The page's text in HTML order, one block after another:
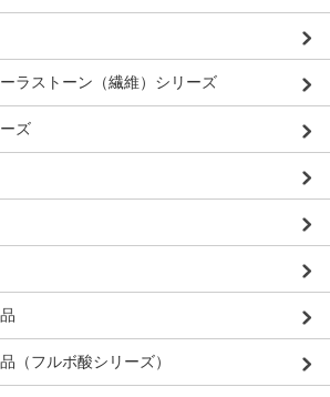
ラストーン（繊維）シリーズ
ズ
（フルボ酸シリーズ）